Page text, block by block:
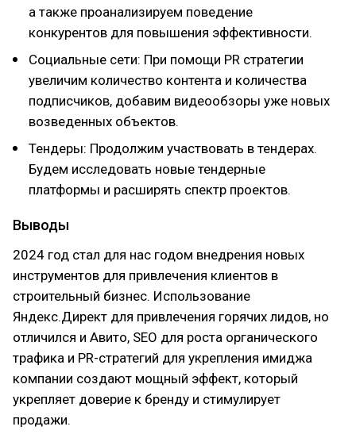
а также проанализируем поведение
конкурентов для повышения эффективности.
Социальные сети: При помощи PR стратегии
увеличим количество контента и количества
подписчиков, добавим видеообзоры уже новых
возведенных объектов.
Тендеры: Продолжим участвовать в тендерах.
Будем исследовать новые тендерные
платформы и расширять спектр проектов.
Выводы
2024 год стал для нас годом внедрения новых
инструментов для привлечения клиентов в
строительный бизнес. Использование
Яндекс.Директ для привлечения горячих лидов, но
отличился и Авито, SEO для роста органического
трафика и PR-стратегий для укрепления имиджа
компании создают мощный эффект, который
укрепляет доверие к бренду и стимулирует
продажи.